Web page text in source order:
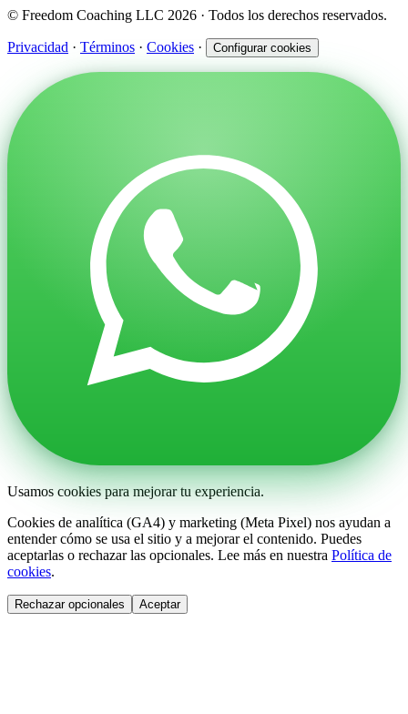
© Freedom Coaching LLC 2026 · Todos los derechos reservados.
Privacidad · Términos · Cookies · Configurar cookies
Usamos cookies para mejorar tu experiencia.
Cookies de analítica (GA4) y marketing (Meta Pixel) nos ayudan a
entender cómo se usa el sitio y a mejorar el contenido. Puedes
aceptarlas o rechazar las opcionales. Lee más en nuestra Política de
cookies.
Rechazar opcionales Aceptar